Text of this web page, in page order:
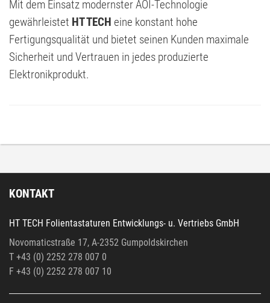
Mit dem Einsatz modernster AOI-Technologie
gewährleistet HT TECH eine konstant hohe
Fertigungsqualität und bietet seinen Kunden maximale
Sicherheit und Vertrauen in jedes produzierte
Elektronikprodukt.
KONTAKT
HT TECH Folientastaturen Entwicklungs- u. Vertriebs GmbH
Novomaticstraße 17, A-2352 Gumpoldskirchen
T +43 (0) 2252 278 007 0
F +43 (0) 2252 278 007 10